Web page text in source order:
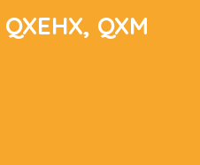
QXM